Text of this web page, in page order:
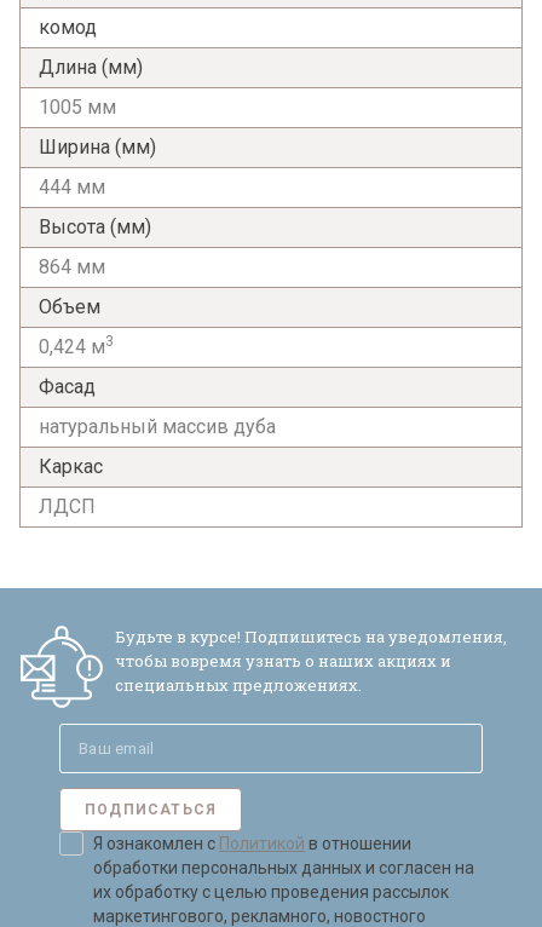
комод
Длина (мм)
1005 мм
Ширина (мм)
444 мм
Высота (мм)
864 мм
Объем
0,424 м3
Фасад
натуральный массив дуба
Каркас
ЛДСП
Будьте в курсе! Подпишитесь на уведомления,
чтобы вовремя узнать о наших акциях и
специальных предложениях.
ПОДПИСАТЬСЯ
Я ознакомлен с Политикой в отношении
обработки персональных данных и согласен на
их обработку с целью проведения рассылок
маркетингового, рекламного, новостного